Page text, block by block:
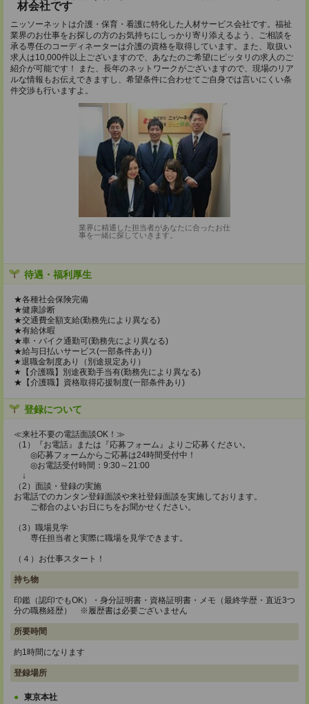
材会社です
ニッソーネットは介護・保育・看護に特化した人材サービス会社です。福祉
業界のお仕事をお探しの方のお気持ちにしっかり寄り添えるよう、ご相談を
承る専任のコーディネーターは介護の資格を取得しています。また、取扱い
求人は10,000件以上ございますので、あなたのご希望にピッタリの求人のご
紹介が可能です！ また、長年のネットワークがございますので、現場のリア
ルな情報もお伝えできますし、希望条件に合わせてご自身では言いにくい条
件交渉も行いますよ。
業界に精通した担当者があなたに合ったお仕
事を一緒に探していきます。
待遇・福利厚生
★各種社会保険完備
★健康診断
★交通費全額支給(勤務先により異なる)
★有給休暇
★車・バイク通勤可(勤務先により異なる)
★給与日払いサービス(一部条件あり)
★退職金制度あり（別途規定あり）
★【介護職】別途夜勤手当有(勤務先により異なる)
★【介護職】資格取得応援制度(一部条件あり)
登録について
≪来社不要の電話面談OK！≫
（1）『お電話』または『応募フォーム』よりご応募ください。
◎応募フォームからご応募は24時間受付中！
◎お電話受付時間：9:30～21:00
↓
（2）面談・登録の実施
お電話でのカンタン登録面談や来社登録面談を実施しております。
ご都合のよいお日にちをお聞かせください。
（3）職場見学
専任担当者と実際に職場を見学できます。
（４）お仕事スタート！
持ち物
印鑑（認印でもOK）・身分証明書・資格証明書・メモ（最終学歴・直近3つ
分の職務経歴） ※履歴書は必要ございません
所要時間
約1時間になります
登録場所
東京本社